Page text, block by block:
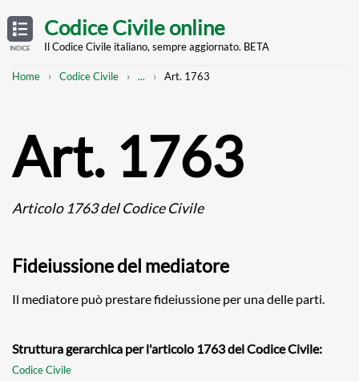
TABLE
OF
CONTENTS
INDICE
main
Codice Civile online
Il Codice Civile italiano, sempre aggiornato. BETA
Breadcrumb
Home Codice Civile
Mostra
... Art. 1763
Art. 1763
Articolo 1763 del Codice Civile
Fideiussione del mediatore
Il mediatore può prestare fideiussione per una delle parti.
Struttura gerarchica per l'articolo 1763 del Codice Civile:
Codice Civile